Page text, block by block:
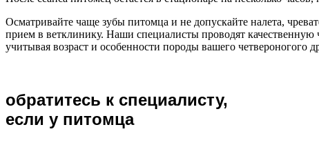
Осматривайте чаще зубы питомца и не допускайте налета,
прием в ветклинику. Наши специалисты проводят качественную
учитывая возраст и особенности породы вашего четвероногого
обратитесь к специалисту,
если у питомца